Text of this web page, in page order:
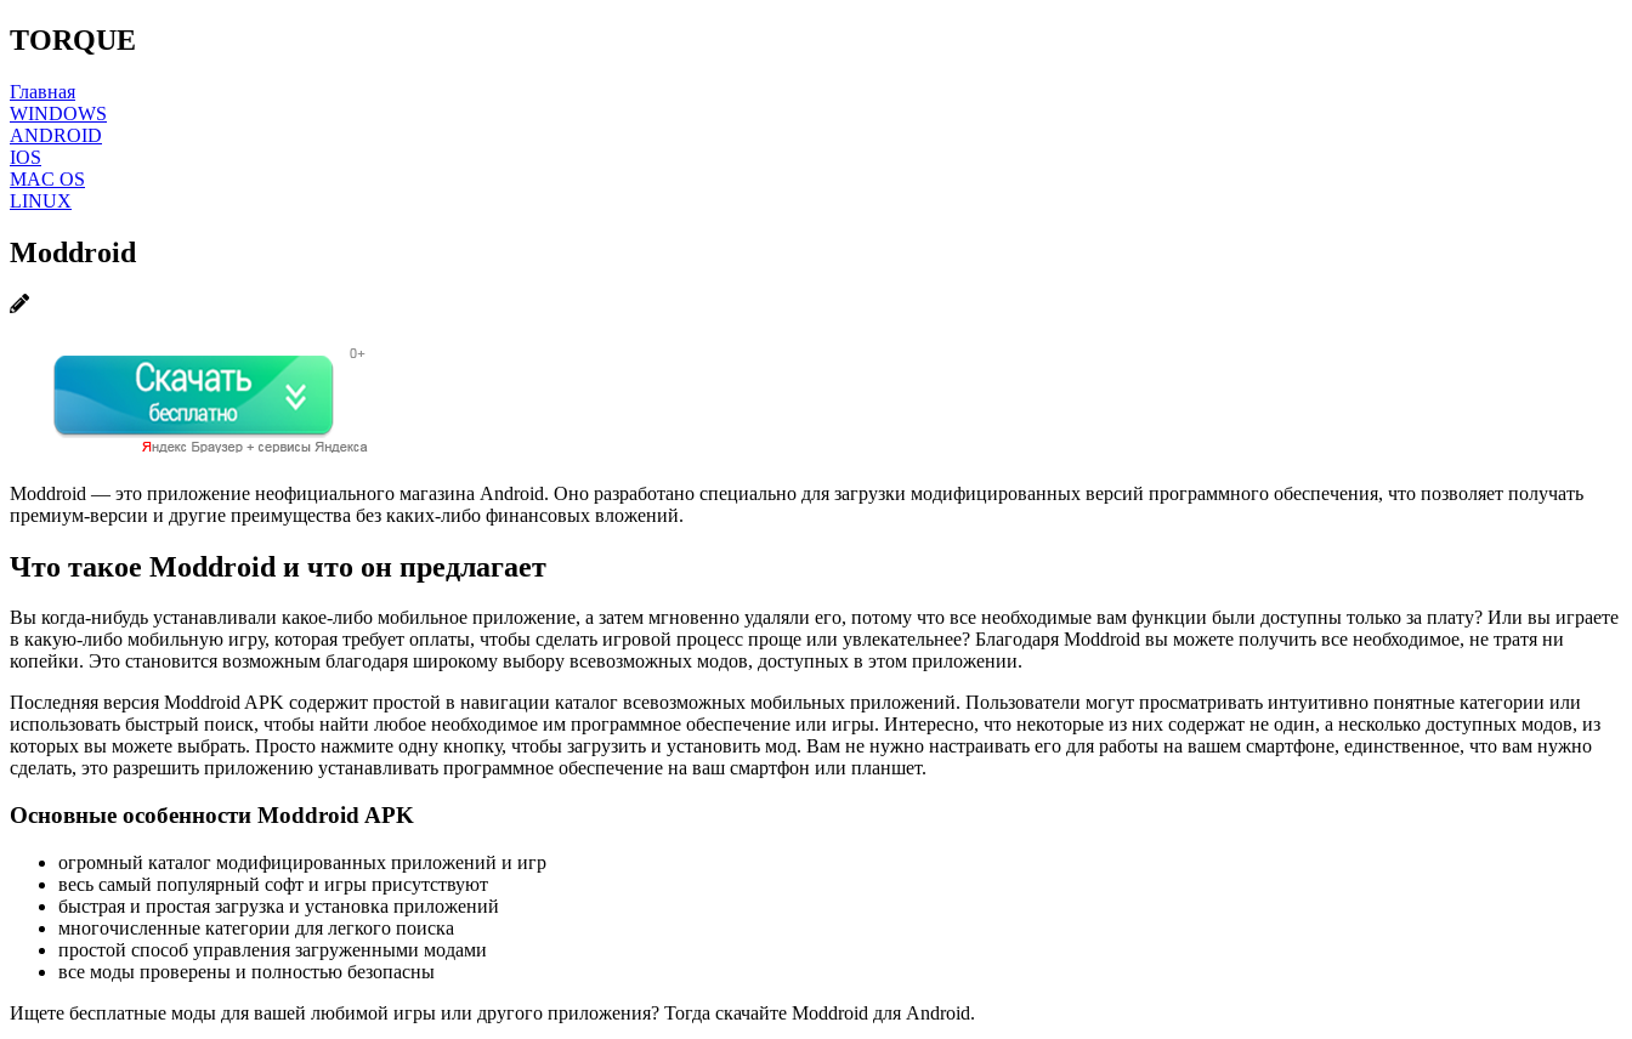
TORQUE
Главная
WINDOWS
ANDROID
IOS
MAC OS
LINUX
Moddroid
Moddroid — это приложение неофициального магазина Android. Оно разработано специально для загрузки модифицированных версий программного обеспечения, что позволяет получать
премиум-версии и другие преимущества без каких-либо финансовых вложений.
Что такое Moddroid и что он предлагает
Вы когда-нибудь устанавливали какое-либо мобильное приложение, а затем мгновенно удаляли его, потому что все необходимые вам функции были доступны только за плату? Или вы играете
в какую-либо мобильную игру, которая требует оплаты, чтобы сделать игровой процесс проще или увлекательнее? Благодаря Moddroid вы можете получить все необходимое, не тратя ни
копейки. Это становится возможным благодаря широкому выбору всевозможных модов, доступных в этом приложении.
Последняя версия Moddroid APK содержит простой в навигации каталог всевозможных мобильных приложений. Пользователи могут просматривать интуитивно понятные категории или
использовать быстрый поиск, чтобы найти любое необходимое им программное обеспечение или игры. Интересно, что некоторые из них содержат не один, а несколько доступных модов, из
которых вы можете выбрать. Просто нажмите одну кнопку, чтобы загрузить и установить мод. Вам не нужно настраивать его для работы на вашем смартфоне, единственное, что вам нужно
сделать, это разрешить приложению устанавливать программное обеспечение на ваш смартфон или планшет.
Основные особенности Moddroid APK
огромный каталог модифицированных приложений и игр
весь самый популярный софт и игры присутствуют
быстрая и простая загрузка и установка приложений
многочисленные категории для легкого поиска
простой способ управления загруженными модами
все моды проверены и полностью безопасны
Ищете бесплатные моды для вашей любимой игры или другого приложения? Тогда скачайте Moddroid для Android.